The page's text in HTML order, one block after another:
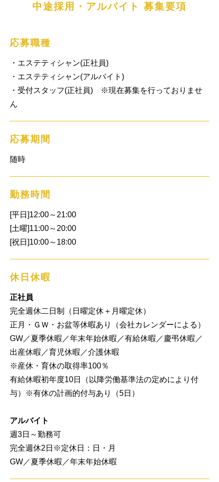
中途採用・アルバイト 募集要項
応募職種
・エステティシャン(正社員)
・エステティシャン(アルバイト)
・受付スタッフ(正社員)　※現在募集を行っておりませ
ん
応募期間
随時
勤務時間
[平日]12:00～21:00
[土曜]11:00～20:00
[祝日]10:00～18:00
休日休暇
正社員
完全週休二日制（日曜定休＋月曜定休）
正月・ＧＷ・お盆等休暇あり（会社カレンダーによる）
GW／夏季休暇／年末年始休暇／有給休暇／慶弔休暇／
出産休暇／育児休暇／介護休暇
※産休・育休の取得率100％
有給休暇初年度10日（以降労働基準法の定めにより付
与）※有休の計画的付与あり（5日）
アルバイト
週3日～勤務可
完全週休2日※定休日：日・月
GW／夏季休暇／年末年始休暇